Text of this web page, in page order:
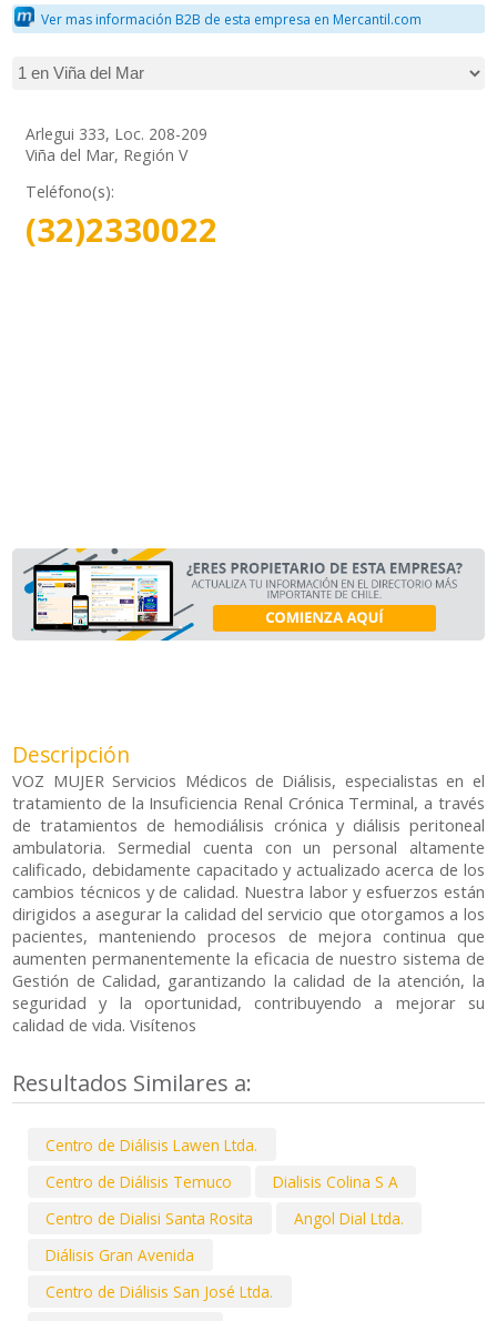
Ver mas información B2B de esta empresa en Mercantil.com
Arlegui 333, Loc. 208-209
Viña del Mar, Región V
Teléfono(s):
(32)2330022
Descripción
VOZ MUJER Servicios Médicos de Diálisis, especialistas en el
tratamiento de la Insuficiencia Renal Crónica Terminal, a través
de tratamientos de hemodiálisis crónica y diálisis peritoneal
ambulatoria. Sermedial cuenta con un personal altamente
calificado, debidamente capacitado y actualizado acerca de los
cambios técnicos y de calidad. Nuestra labor y esfuerzos están
dirigidos a asegurar la calidad del servicio que otorgamos a los
pacientes, manteniendo procesos de mejora continua que
aumenten permanentemente la eficacia de nuestro sistema de
Gestión de Calidad, garantizando la calidad de la atención, la
seguridad y la oportunidad, contribuyendo a mejorar su
calidad de vida. Visítenos
Resultados Similares a:
Centro de Diálisis Lawen Ltda.
Centro de Diálisis Temuco
Dialisis Colina S A
Centro de Dialisi Santa Rosita
Angol Dial Ltda.
Diálisis Gran Avenida
Centro de Diálisis San José Ltda.